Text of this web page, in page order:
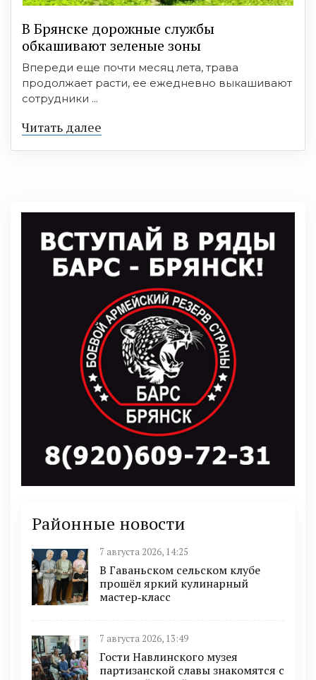
В Брянске дорожные службы
обкашивают зеленые зоны
Впереди еще почти месяц лета, трава
продолжает расти, ее ежедневно выкашивают
сотрудники ...
Читать далее
Районные новости
7 августа 2026, 14:25
В Гаваньском сельском клубе
прошёл яркий кулинарный
мастер‑класс
7 августа 2026, 13:49
Гости Навлинского музея
партизанской славы знакомятся с